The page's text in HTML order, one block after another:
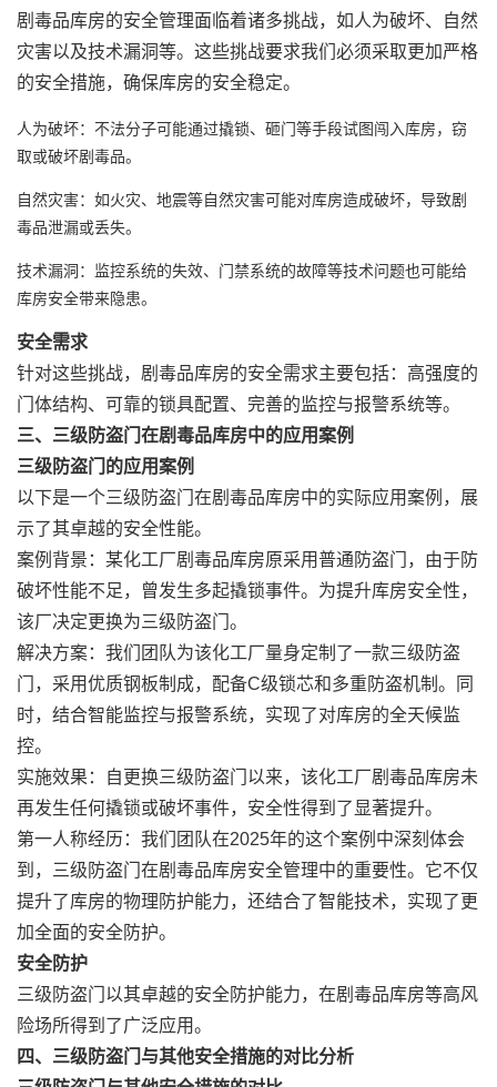
剧毒品库房的安全管理面临着诸多挑战，如人为破坏、自然
灾害以及技术漏洞等。这些挑战要求我们必须采取更加严格
的安全措施，确保库房的安全稳定。
人为破坏‌：不法分子可能通过撬锁、砸门等手段试图闯入库房，窃
取或破坏剧毒品。
自然灾害‌：如火灾、地震等自然灾害可能对库房造成破坏，导致剧
毒品泄漏或丢失。
技术漏洞‌：监控系统的失效、门禁系统的故障等技术问题也可能给
库房安全带来隐患。
安全需求
针对这些挑战，剧毒品库房的安全需求主要包括：高强度的
门体结构、可靠的锁具配置、完善的监控与报警系统等。
三、三级防盗门在剧毒品库房中的应用案例
三级防盗门的应用案例
以下是一个三级防盗门在剧毒品库房中的实际应用案例，展
示了其卓越的安全性能。
案例背景 ‌：某化工厂剧毒品库房原采用普通防盗门，由于防
破坏性能不足，曾发生多起撬锁事件。为提升库房安全性，
该厂决定更换为三级防盗门。
解决方案‌：我们团队为该化工厂量身定制了一款三级防盗
门，采用优质钢板制成，配备C级锁芯和多重防盗机制。同
时，结合智能监控与报警系统，实现了对库房的全天候监
控。
实施效果 ‌：自更换三级防盗门以来，该化工厂剧毒品库房未
再发生任何撬锁或破坏事件，安全性得到了显著提升。
第一人称经历 ‌：我们团队在2025年的这个案例中深刻体会
到，三级防盗门在剧毒品库房安全管理中的重要性。它不仅
提升了库房的物理防护能力，还结合了智能技术，实现了更
加全面的安全防护。
安全防护
三级防盗门以其卓越的安全防护能力，在剧毒品库房等高风
险场所得到了广泛应用。
四、三级防盗门与其他安全措施的对比分析